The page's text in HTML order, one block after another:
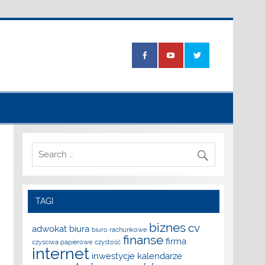
TAGI
adwokat biura biuro rachunkowe biznescv
czysciwa papierowe czystość finanse firma
internet inwestycje kalendarze